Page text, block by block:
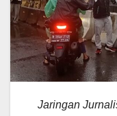
Jaringan